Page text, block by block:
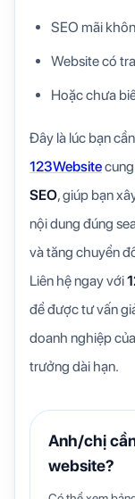
SEO mãi
Website có
Hoặc chưa
Đây là lúc bạn
123Website
SEO, giúp bạn
nội dung đúng
và tăng chuyển
Liên hệ ngay với
để được tư vấn
doanh nghiệp
trưởng dài hạn.
Anh/chị
website?